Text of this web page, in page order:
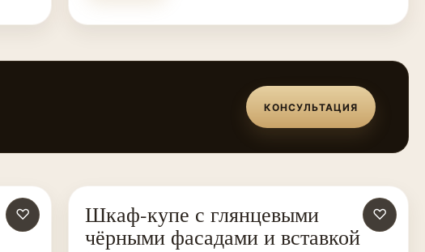
КОНСУЛЬТАЦИЯ
♡ ШКАФЫ-КУПЕ НА ЗАКАЗ ♡
Шкаф-купе с глянцевыми
чёрными фасадами и вставкой